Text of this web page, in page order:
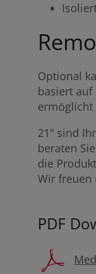
Optional
basiert auf
ermöglicht
21" sind
beraten
die
Wir freuen
PDF